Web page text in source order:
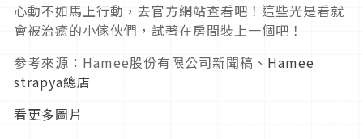
心動不如馬上行動，去官方網站查看吧！這些光是看就
會被治癒的小傢伙們，試著在房間裝上一個吧！
参考來源：Hamee股份有限公司新聞稿、 Hamee
strapya總店
看更多圖片